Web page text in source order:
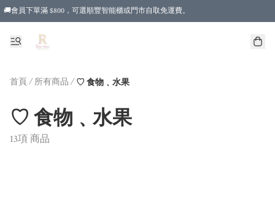
🚚會員下單滿 $800，可選順豐智能櫃或門市自取免運費。
首頁/ 所有商品 / ♡ 食物﹑水果
♡ 食物﹑水果
13項 商品